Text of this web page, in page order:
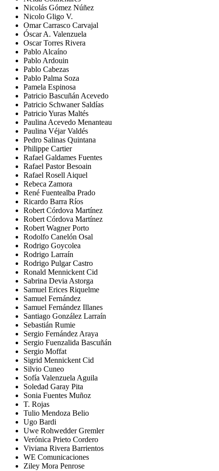
Nicolás Gómez Núñez
Nicolo Gligo V.
Omar Carrasco Carvajal
Óscar A. Valenzuela
Oscar Torres Rivera
Pablo Alcaíno
Pablo Ardouin
Pablo Cabezas
Pablo Palma Soza
Pamela Espinosa
Patricio Bascuñán Acevedo
Patricio Schwaner Saldías
Patricio Yuras Maltés
Paulina Acevedo Menanteau
Paulina Véjar Valdés
Pedro Salinas Quintana
Philippe Cartier
Rafael Galdames Fuentes
Rafael Pastor Besoain
Rafael Rosell Aiquel
Rebeca Zamora
René Fuentealba Prado
Ricardo Barra Ríos
Robert Córdova Martínez
Robert Córdova Martínez
Robert Wagner Porto
Rodolfo Canelón Osal
Rodrigo Goycolea
Rodrigo Larraín
Rodrigo Pulgar Castro
Ronald Mennickent Cid
Sabrina Devia Astorga
Samuel Erices Riquelme
Samuel Fernández
Samuel Fernández Illanes
Santiago González Larraín
Sebastián Rumie
Sergio Fernández Araya
Sergio Fuenzalida Bascuñán
Sergio Moffat
Sigrid Mennickent Cid
Silvio Cuneo
Sofía Valenzuela Aguila
Soledad Garay Pita
Sonia Fuentes Muñoz
T. Rojas
Tulio Mendoza Belio
Ugo Bardi
Uwe Rohwedder Gremler
Verónica Prieto Cordero
Viviana Rivera Barrientos
WE Comunicaciones
Ziley Mora Penrose